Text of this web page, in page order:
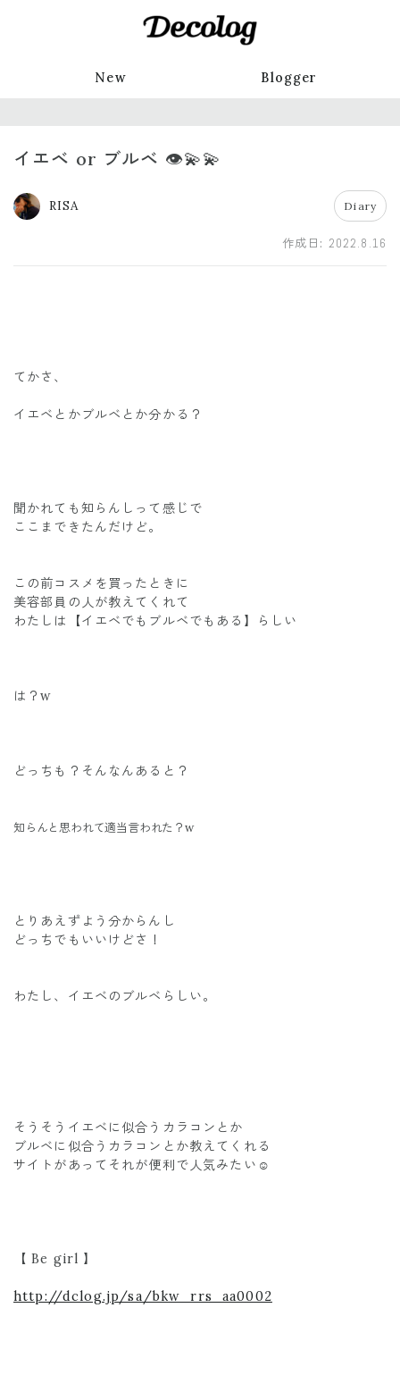
New Blogger
イエベ or ブルベ 👁💫💫
RISA Diary
作成日: 2022.8.16
てかさ、
イエベとかブルベとか分かる？
聞かれても知らんしって感じで
ここまできたんだけど。
この前コスメを買ったときに
美容部員の人が教えてくれて
わたしは【イエベでもブルベでもある】らしい
は？w
どっちも？そんなんあると？
知らんと思われて適当言われた？w
とりあえずよう分からんし
どっちでもいいけどさ！
わたし、イエベのブルベらしい。
そうそうイエベに似合うカラコンとか
ブルベに似合うカラコンとか教えてくれる
サイトがあってそれが便利で人気みたい☺️
【 Be girl 】
http://dclog.jp/sa/bkw_rrs_aa0002